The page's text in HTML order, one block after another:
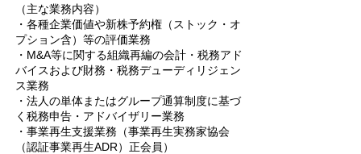
（主な業務内容）
・各種企業価値や新株予約権（ストック・オ
プション含）等の評価業務
・M&A等に関する組織再編の会計・税務アド
バイスおよび財務・税務デューディリジェン
ス業務
・法人の単体またはグループ通算制度に基づ
く税務申告・アドバイザリー業務
・事業再生支援業務（事業再生実務家協会
（認証事業再生ADR）正会員）